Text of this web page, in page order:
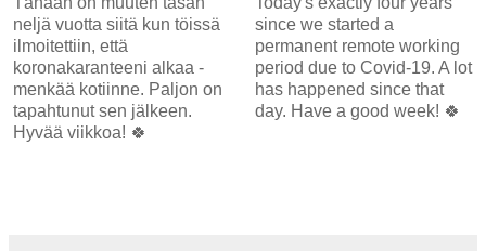
neljä vuotta siitä kun töissä
ilmoitettiin, että
koronakaranteeni alkaa -
menkää kotiinne. Paljon on
tapahtunut sen jälkeen.
Hyvää viikkoa! 🍀
since we started a
permanent remote working
period due to Covid-19. A lot
has happened since that
day. Have a good week! 🍀